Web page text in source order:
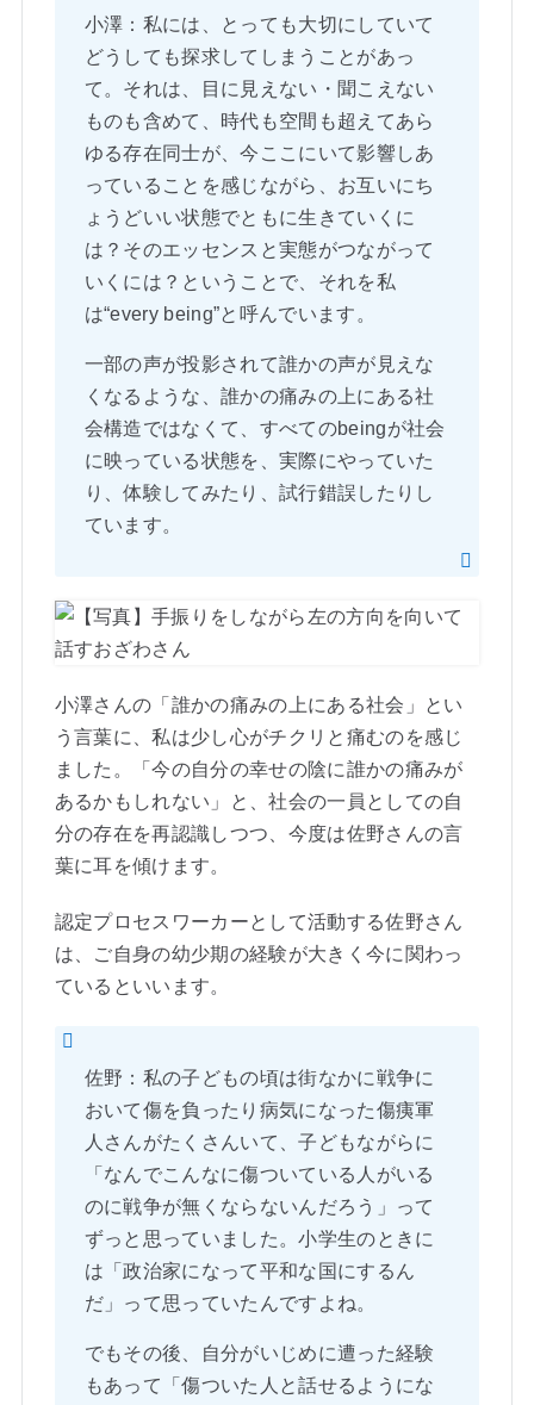
小澤：私には、とっても大切にしていて
どうしても探求してしまうことがあっ
て。それは、目に見えない・聞こえない
ものも含めて、時代も空間も超えてあら
ゆる存在同士が、今ここにいて影響しあ
っていることを感じながら、お互いにち
ょうどいい状態でともに生きていくに
は？そのエッセンスと実態がつながって
いくには？ということで、それを私
は“every being”と呼んでいます。
一部の声が投影されて誰かの声が見えな
くなるような、誰かの痛みの上にある社
会構造ではなくて、すべてのbeingが社会
に映っている状態を、実際にやっていた
り、体験してみたり、試行錯誤したりし
ています。
小澤さんの「誰かの痛みの上にある社会」とい
う言葉に、私は少し心がチクリと痛むのを感じ
ました。「今の自分の幸せの陰に誰かの痛みが
あるかもしれない」と、社会の一員としての自
分の存在を再認識しつつ、今度は佐野さんの言
葉に耳を傾けます。
認定プロセスワーカーとして活動する佐野さん
は、ご自身の幼少期の経験が大きく今に関わっ
ているといいます。
佐野：私の子どもの頃は街なかに戦争に
おいて傷を負ったり病気になった傷痍軍
人さんがたくさんいて、子どもながらに
「なんでこんなに傷ついている人がいる
のに戦争が無くならないんだろう」って
ずっと思っていました。小学生のときに
は「政治家になって平和な国にするん
だ」って思っていたんですよね。
でもその後、自分がいじめに遭った経験
もあって「傷ついた人と話せるようにな